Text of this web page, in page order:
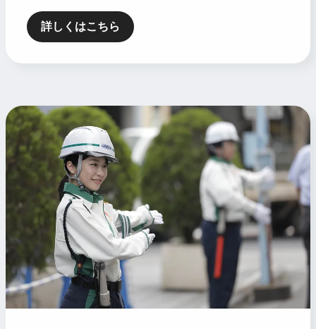
詳しくはこちら